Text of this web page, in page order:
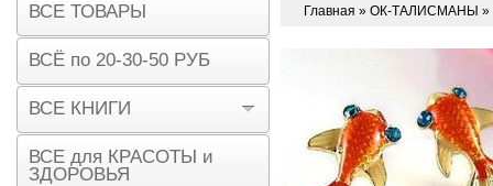
Главная » ОК-ТАЛИСМАНЫ »
ВСЕ ТОВАРЫ
ВСЁ по 20-30-50 РУБ
ВСЕ КНИГИ
ВСЕ для КРАСОТЫ и
ЗДОРОВЬЯ